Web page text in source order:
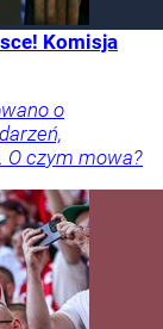
Komisja
o
O czym mowa?